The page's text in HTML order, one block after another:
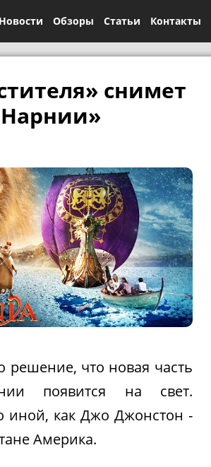
Новости Обзоры Статьи Контакты
снимет
решение, что новая часть
появится на свет.
иной, как Джо Джонстон -
Америка.